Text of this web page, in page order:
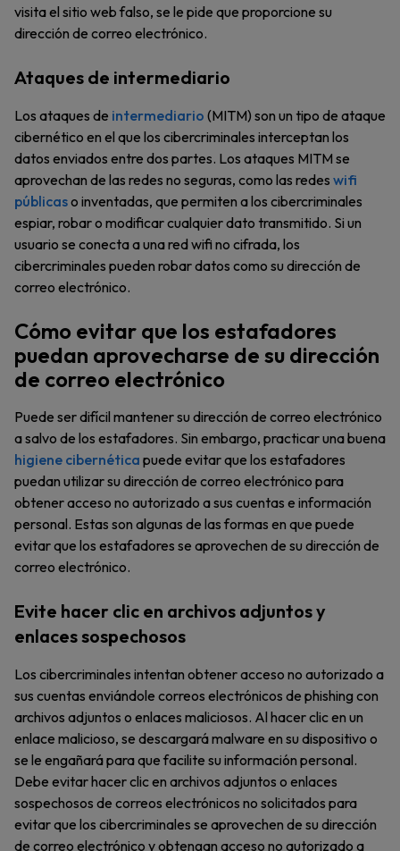
visita el sitio web falso, se le pide que proporcione su
dirección de correo electrónico.
Ataques de intermediario
Los ataques de intermediario (MITM) son un tipo de ataque
cibernético en el que los cibercriminales interceptan los
datos enviados entre dos partes. Los ataques MITM se
aprovechan de las redes no seguras, como las redes wifi
públicaso inventadas, que permiten a los cibercriminales
espiar, robar o modificar cualquier dato transmitido. Si un
usuario se conecta a una red wifi no cifrada, los
cibercriminales pueden robar datos como su dirección de
correo electrónico.
Cómo evitar que los estafadores
puedan aprovecharse de su dirección
de correo electrónico
Puede ser difícil mantener su dirección de correo electrónico
a salvo de los estafadores. Sin embargo, practicar una buena
higiene cibernética puede evitar que los estafadores
puedan utilizar su dirección de correo electrónico para
obtener acceso no autorizado a sus cuentas e información
personal. Estas son algunas de las formas en que puede
evitar que los estafadores se aprovechen de su dirección de
correo electrónico.
Evite hacer clic en archivos adjuntos y
enlaces sospechosos
Los cibercriminales intentan obtener acceso no autorizado a
sus cuentas enviándole correos electrónicos de phishing con
archivos adjuntos o enlaces maliciosos. Al hacer clic en un
enlace malicioso, se descargará malware en su dispositivo o
se le engañará para que facilite su información personal.
Debe evitar hacer clic en archivos adjuntos o enlaces
sospechosos de correos electrónicos no solicitados para
evitar que los cibercriminales se aprovechen de su dirección
de correo electrónico y obtengan acceso no autorizado a